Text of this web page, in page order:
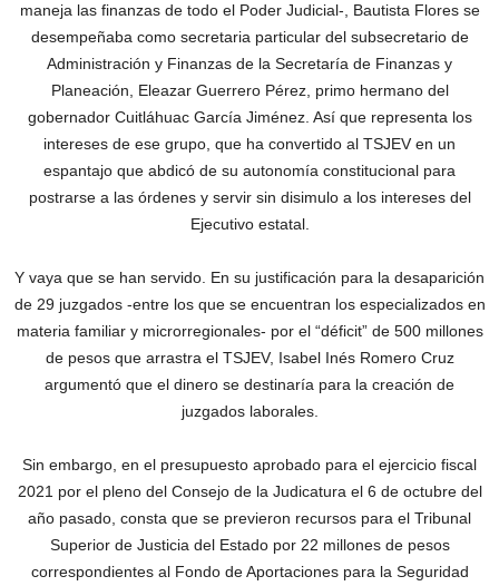
maneja las finanzas de todo el Poder Judicial-, Bautista Flores se
desempeñaba como secretaria particular del subsecretario de
Administración y Finanzas de la Secretaría de Finanzas y
Planeación, Eleazar Guerrero Pérez, primo hermano del
gobernador Cuitláhuac García Jiménez. Así que representa los
intereses de ese grupo, que ha convertido al TSJEV en un
espantajo que abdicó de su autonomía constitucional para
postrarse a las órdenes y servir sin disimulo a los intereses del
Ejecutivo estatal.
Y vaya que se han servido. En su justificación para la desaparición
de 29 juzgados -entre los que se encuentran los especializados en
materia familiar y microrregionales- por el “déficit” de 500 millones
de pesos que arrastra el TSJEV, Isabel Inés Romero Cruz
argumentó que el dinero se destinaría para la creación de
juzgados laborales.
Sin embargo, en el presupuesto aprobado para el ejercicio fiscal
2021 por el pleno del Consejo de la Judicatura el 6 de octubre del
año pasado, consta que se previeron recursos para el Tribunal
Superior de Justicia del Estado por 22 millones de pesos
correspondientes al Fondo de Aportaciones para la Seguridad